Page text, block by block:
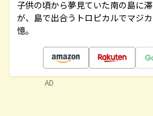
子供の頃から夢見ていた南の島に
が、島で出合うトロピカルでマジ
憶。
AD